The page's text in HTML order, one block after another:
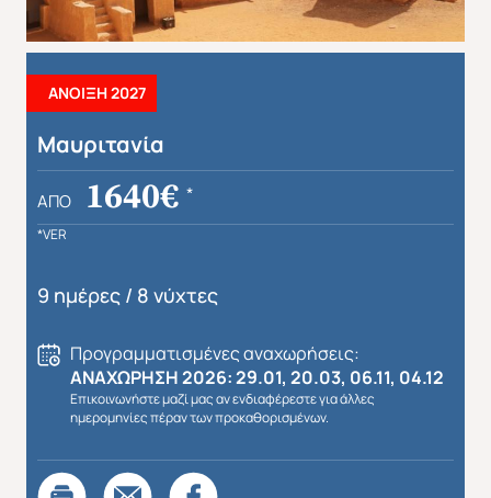
Απευθείας απο Ηράκλειο
ΑΝΟΙΞΗ 2027
Μαυριτανία
ΑΠΌ 1640€ *
*VER
9 ημέρες / 8 νύχτες
Προγραμματισμένες αναχωρήσεις:
ΑΝΑΧΩΡΗΣΗ 2026: 29.01, 20.03, 06.11, 04.12
Επικοινωνήστε μαζί μας αν ενδιαφέρεστε για άλλες
ημερομηνίες πέραν των προκαθορισμένων.